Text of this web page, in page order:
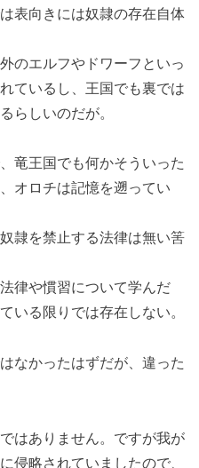
表向きには奴隷の存在自体
のエルフやドワーフといっ
ているし、王国でも裏では
らしいのだが。
竜王国でも何かそういった
オロチは記憶を遡ってい
隷を禁止する法律は無い筈
律や慣習について学んだ
いる限りでは存在しない。
なかったはずだが、違った
はありません。ですが我が
侵略されていましたので、